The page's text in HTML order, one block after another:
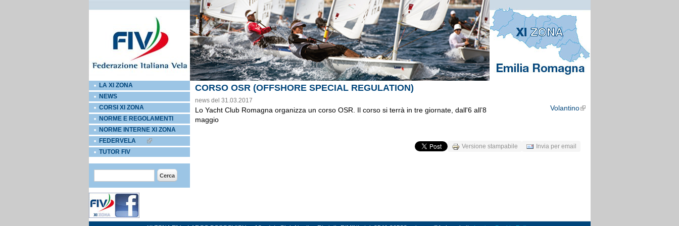
CORSO OSR (OFFSHORE SPECIAL REGULATION)
news del 31.03.2017
Lo Yacht Club Romagna organizza un corso OSR. Il corso si terrà in tre giornate, dall'6 all’8
maggio
Volantino
Versione stampabile Invia per email
LA XI ZONA
NEWS
CORSI XI ZONA
NORME E REGOLAMENTI
NORME INTERNE XI ZONA
FEDERVELA
EXTERNAL LINKS ICON
TUTOR FIV
Form di ricerca Cerca